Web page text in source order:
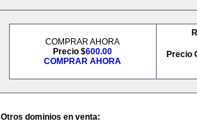
COMPRAR AHORA
Precio $600.00
COMPRAR AHORA
Precio
Otros dominios en venta: